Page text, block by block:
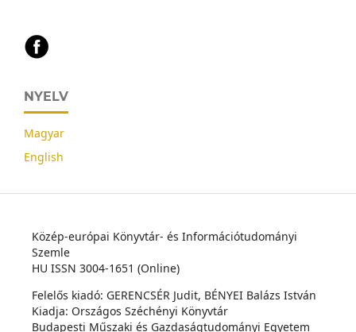
NYELV
Magyar
English
Közép-európai Könyvtár- és Információtudományi
Szemle
HU ISSN 3004-1651 (Online)
Felelős kiadó: GERENCSÉR Judit, BÉNYEI Balázs István
Kiadja: Országos Széchényi Könyvtár
Budapesti Műszaki és Gazdaságtudományi Egyetem